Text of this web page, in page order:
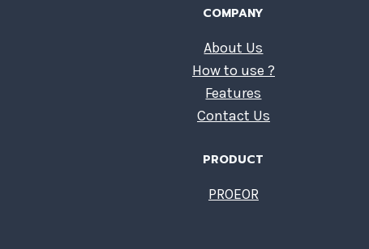
COMPANY
About Us
How to use ?
Features
Contact Us
PRODUCT
PROEOR